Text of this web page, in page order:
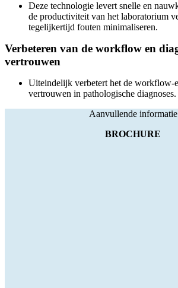
Deze technologie levert snelle en
de productiviteit van het laboratorium
tegelijkertijd fouten minimaliseren.
Verbeteren van de workflow en
vertrouwen
Uiteindelijk verbetert het de workflow-
vertrouwen in pathologische diagnoses.
Aanvullende informatie
BROCHURE